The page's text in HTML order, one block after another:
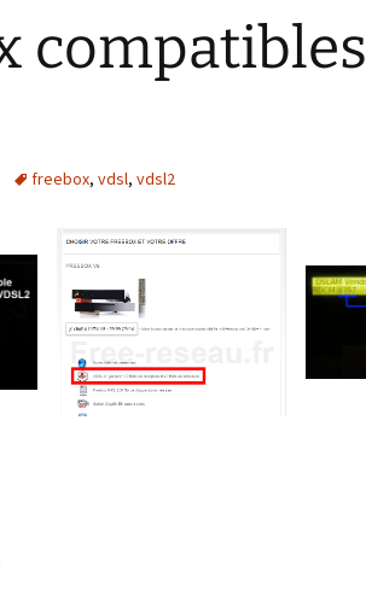
compatibles
freebox, vdsl, vdsl2